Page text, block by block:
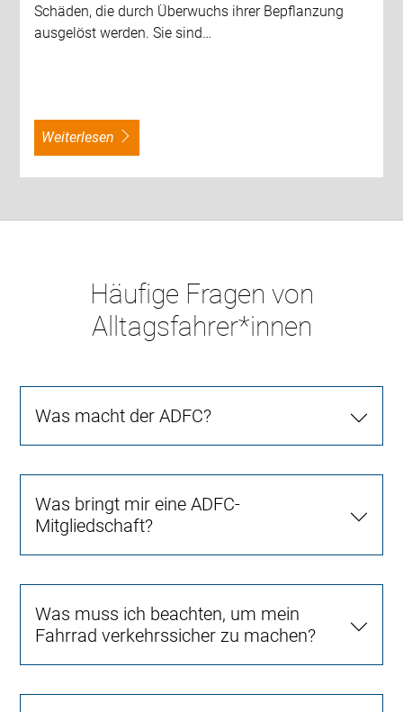
Schäden, die durch Überwuchs ihrer Bepflanzung
ausgelöst werden. Sie sind…
weiterlesen
Häufige Fragen von
Alltagsfahrer*innen
Was macht der ADFC?
Was bringt mir eine ADFC-
Mitgliedschaft?
Was muss ich beachten, um mein
Fahrrad verkehrssicher zu machen?